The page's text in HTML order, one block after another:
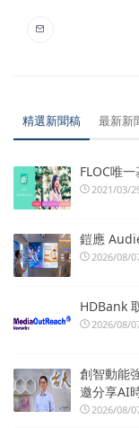
精選新聞稿 最新新
FLOC唯
2021/03/
鎧應
2026/08/
HDBank
2026/08/
創智動能
邀分享AI
2026/08/